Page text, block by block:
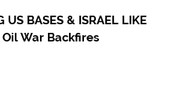
BASES & ISRAEL LIKE
Oil War Backfires